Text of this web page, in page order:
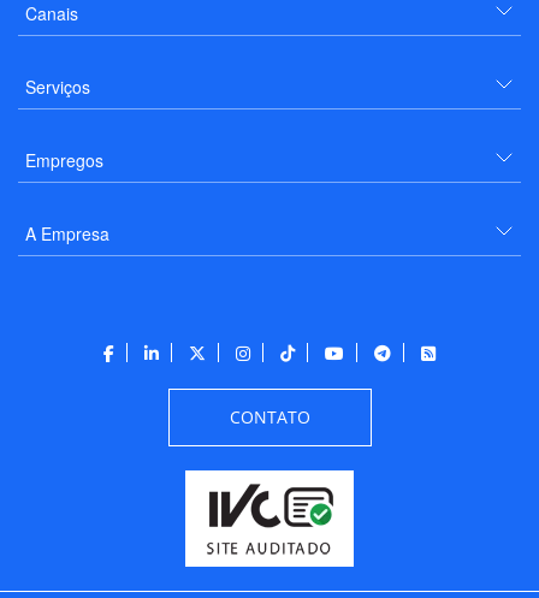
Canais
Serviços
Empregos
A Empresa
CONTATO